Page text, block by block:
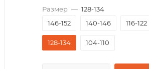
Размер — 128-134
146-152
140-146 116-122
128-134 104-110